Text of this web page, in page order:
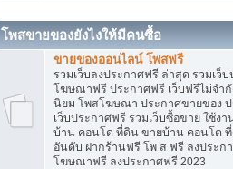
โพสขายของยังไงให้มีคนซื้อ
ขายของออนไลน์ โพสฟรี
รวมเว็บลงประกาศฟรี ล่าสุด รวมเ
โฆษณาฟรี ประกาศฟรี เว็บฟรีไม่จำกั
นิยม โพสโฆษณา ประกาศขายของ ป
เว็บประกาศฟรี รวมเว็บซื้อขาย ใช้ง
บ้าน คอนโด ที่ดิน ขายบ้าน คอนโด
อันดับ ฝากร้านฟรี โพ ส ฟรี ลงประก
โฆษณาฟรี ลงประกาศฟรี 2023